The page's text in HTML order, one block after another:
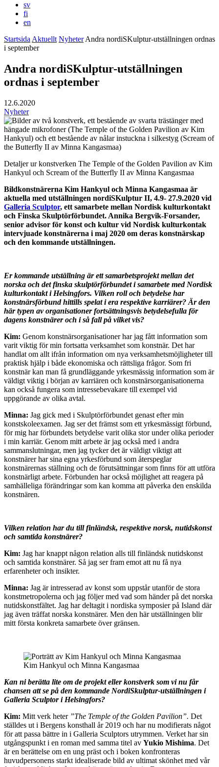
sv
fi
en
Startsida Aktuellt Nyheter Andra nordiSKulptur-utställningen ordnas
i september
Andra nordiSKulptur-utställningen
ordnas i september
12.6.2020
Nyheter
Detaljer ur konstverken The Temple of the Golden Pavilion av Kim
Hankyul och Scream of the Butterfly II av Minna Kangasmaa
Bildkonstnärerna Kim Hankyul och Minna Kangasmaa är
aktuella med utställningen nordiSKulptur II, 4.9- 27.9.2020 vid
Galleria Sculptor, ett samarbete mellan Nordisk kulturkontakt
och Finska Skulptörförbundet. Annika Bergvik-Forsander,
senior advisor för konst och kultur vid Nordisk kulturkontak
intervjuade konstnärerna i maj 2020 om deras konstnärskap
och den kommande utställningen.
Er kommande utställning är ett samarbetsprojekt mellan det
norska och det finska skulptörförbundet i samarbete med Nordisk
kulturkontakt i Helsingfors. Vilken roll och betydelse har
konstnärsförbund hittills spelat i era respektive karriärer? Är den
här typen av organisationer fortsättningsvis betydelsefulla för
dagens konstnärer och i så fall på vilket vis?
Kim: Genom konstnärsorganisationer har jag fått information som
varit viktig för min fortsatta verksamhet som konstnär. Det har
handlat om allt ifrån information om nya verksamhetsmöjligheter till
praktisk hjälp i både ekonomiska och rättsliga frågor. Som fri
konstnär kan man få grundläggande yrkesmässig information som är
väldigt viktig i början av karriären och konstnärsorganisationerna
kan också fungera som intressebevakare till exempel vid
uppgörande av olika avtal.
Minna: Jag gick med i Skulptörförbundet genast efter min
konstskoleexamen. Jag ser det främst som ett yrkesmässigt förbund,
för mig har förbundets betydelse varit olika stor under olika perioder
i min karriär. Genom mitt arbete är jag också med i andra
sammanslutningar, men jag tycker det är väldigt viktigt att
konstnärer har sina egna yrkesförbund som återspeglar
konstnärernas ställning och de förutsättningar som finns för att utföra
konstnärligt arbete. Förbunden har också möjlighet att reagera på
samhälleliga förändringar som kan komma att påverka den enskilda
konstnären.
Vilken relation har du till finländsk, respektive norsk, nutidskonst
och samtida konstnärer?
Kim: Jag har knappt någon relation alls till finländsk nutidskonst
och samtida konstnärer. Så jag ser fram emot att nu få nya
erfarenheter och insikter.
Minna: Jag är intresserad av konst som uppstår utanför de stora
konstmetropolerna och jag följer med vad som händer på det norska
nutidskonstfältet. Jag har deltagit i nordiska symposier på Island där
jag även träffat norska konstnärer. Men den här utställningen blir
mitt första konkreta samarbete över gränsen.
Kim Hankyul och Minna Kangasmaa
Kan ni berätta lite om de projekt eller konstverk som vi nu får
chansen att se på den kommande NordiSkulptur-utställningen i
Galleria Sculptor i Helsingfors?
Kim: Mitt verk heter ”The Temple of the Golden Pavilion”. Det
ställdes ut i Bergens konsthall år 2019 och har nu modifierats något
för att passa bättre in i Galleria Sculptors utrymmen. Verket har sin
utgångspunkt i en roman med samma titel av Yukio Mishima. Det
är en berättelse om en ung präst och i boken konfronteras
huvudpersonens starkt idealiserade bild av ultimat skönhet med vår